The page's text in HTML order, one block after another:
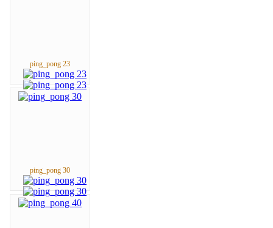
ping_pong 23
ping_pong 30